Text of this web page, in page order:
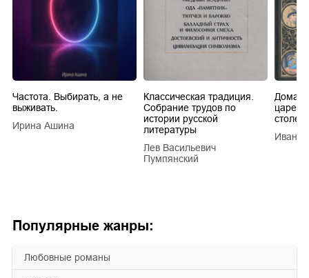
Популярные жанры:
любовные романы
Частота. Выбирать, а не
выживать.
Ирина Ашина
Классическая традиция.
Собрание трудов по
истории русской
литературы
Лев Васильевич
Пумпянский
царей
Иван